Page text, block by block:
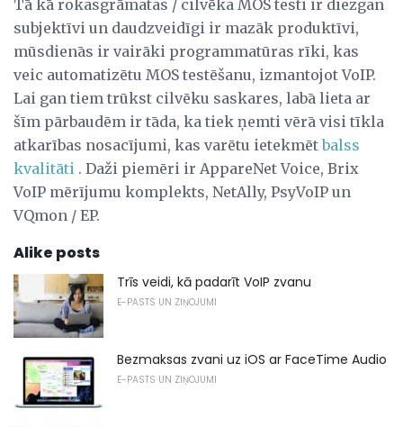
Tā kā rokasgrāmatas / cilvēka MOS testi ir diezgan
subjektīvi un daudzveidīgi ir mazāk produktīvi,
mūsdienās ir vairāki programmatūras rīki, kas
veic automatizētu MOS testēšanu, izmantojot VoIP.
Lai gan tiem trūkst cilvēku saskares, labā lieta ar
šīm pārbaudēm ir tāda, ka tiek ņemti vērā visi tīkla
atkarības nosacījumi, kas varētu ietekmētbalss
kvalitāti . Daži piemēri ir AppareNet Voice, Brix
VoIP mērījumu komplekts, NetAlly, PsyVoIP un
VQmon / EP.
Alike posts
Trīs veidi, kā padarīt VoIP zvanu
E-PASTS UN ZIŅOJUMI
Bezmaksas zvani uz iOS ar FaceTime Audio
E-PASTS UN ZIŅOJUMI